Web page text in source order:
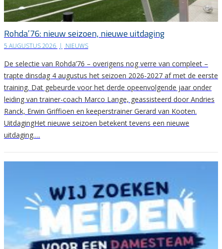
Rohda’76: nieuw seizoen, nieuwe uitdaging
5 AUGUSTUS 2026 | NIEUWS
De selectie van Rohda’76 – overigens nog verre van compleet –
trapte dinsdag 4 augustus het seizoen 2026-2027 af met de eerste
training. Dat gebeurde voor het derde opeenvolgende jaar onder
leiding van trainer-coach Marco Lange, geassisteerd door Andries
Ranck, Erwin Griffioen en keeperstrainer Gerard van Kooten.
UitdagingHet nieuwe seizoen betekent tevens een nieuwe
uitdaging….